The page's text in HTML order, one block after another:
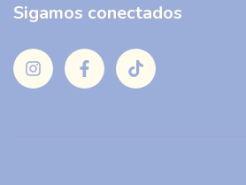
Sigamos conectados